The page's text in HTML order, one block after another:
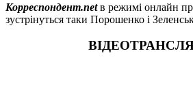
Корреспондент.netв режимі онлайн
зустрінуться таки Порошенко і